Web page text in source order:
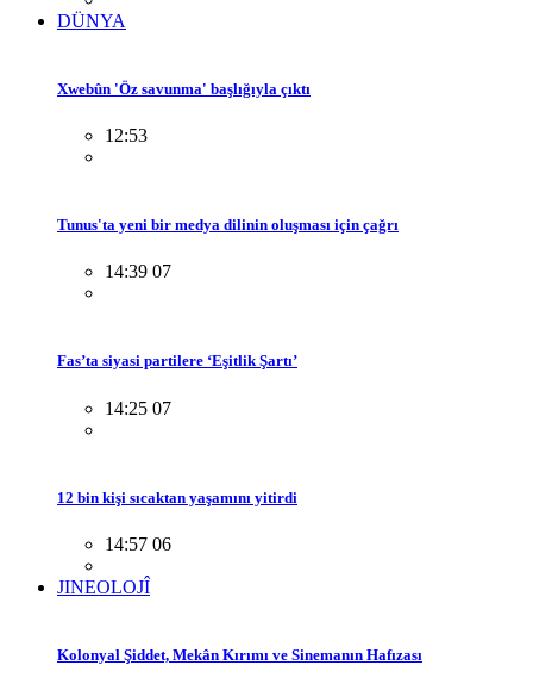
DÜNYA
Xwebûn 'Öz savunma' başlığıyla çıktı
12:53
Tunus'ta yeni bir medya dilinin oluşması için çağrı
14:39 07
Fas’ta siyasi partilere ‘Eşitlik Şartı’
14:25 07
12 bin kişi sıcaktan yaşamını yitirdi
14:57 06
JINEOLOJÎ
Kolonyal Şiddet, Mekân Kırımı ve Sinemanın Hafızası